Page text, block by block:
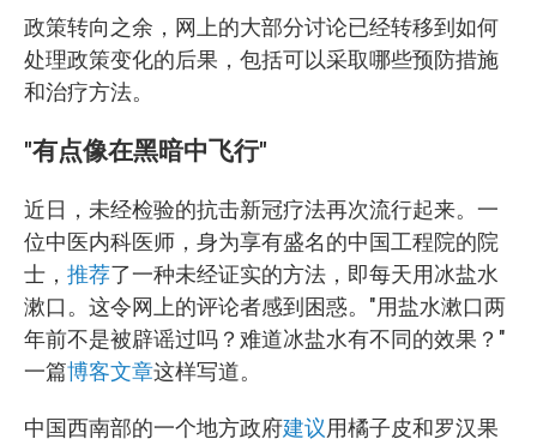
政策转向之余，网上的大部分讨论已经转移到如何
处理政策变化的后果，包括可以采取哪些预防措施
和治疗方法。
"有点像在黑暗中飞行"
近日，未经检验的抗击新冠疗法再次流行起来。一
位中医内科医师，身为享有盛名的中国工程院的院
士， 推荐了一种未经证实的方法，即每天用冰盐水
漱口。这令网上的评论者感到困惑。"用盐水漱口两
年前不是被辟谣过吗？难道冰盐水有不同的效果？"
一篇博客文章这样写道。
中国西南部的一个地方政府建议用橘子皮和罗汉果